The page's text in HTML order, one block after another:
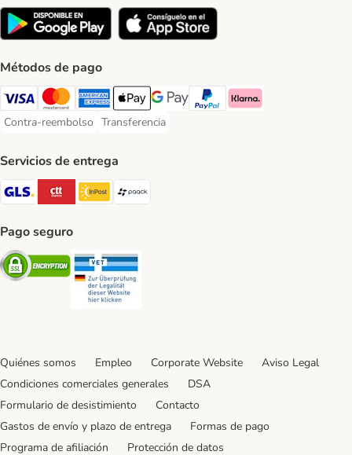
Métodos de pago
Visa Payment Method
Mastercard Payment Method
American Express Payment Method
Apple Pay Payment Method
Google Pay Payment Method
PayPal Payment Method
Klarna Payment Method
Contra-reembolso
Contra-reembolso Payment Method
Transferencia
Transferencia Payment Method
Servicios de entrega
GLS Shipping Method
CTTExpress Shipping Method
InPost Shipping Method
Pago seguro
Security
Quiénes somos Empleo Corporate Website
Aviso Legal
Condiciones comerciales generales
DSA
Formulario de desistimiento
Contacto
Gastos de envío y plazo de entrega
Formas de pago
Programa de afiliación
Protección de datos